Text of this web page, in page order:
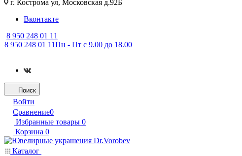
г. Кострома ул, Московская д.92Б
Вконтакте
8 950 248 01 11
8 950 248 01 11Пн - Пт с 9.00 до 18.00
Поиск
Войти
Сравнение0
Избранные товары 0
Корзина 0
Каталог